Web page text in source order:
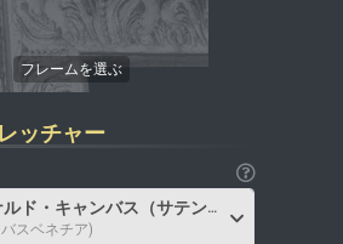
ッチャー
ド・キャンバス（サテン）
スベネチア)